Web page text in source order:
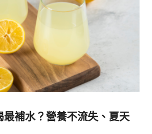
最補水？營養不流失、夏天